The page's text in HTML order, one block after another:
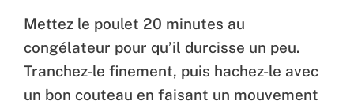
Mettez le poulet 20 minutes au
congélateur pour qu’il durcisse un peu.
Tranchez-le finement, puis hachez-le avec
un bon couteau en faisant un mouvement